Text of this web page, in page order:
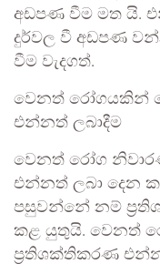
අඩපණ වීම මත යි.
දුර්වල වී අඩපණ
වීම වැදගත්.
වෙනත් රෝගයකින්
එන්නත් ලබාදීම
වෙනත් රෝග
එන්නත් ලබා දෙන
පසුවන්නේ නම්
කළ යුතුයි. වෙනත්
ප්‍රතිශක්තිකරණ